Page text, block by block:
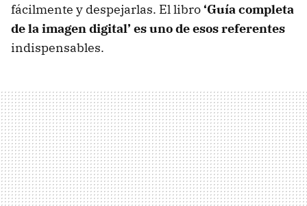
fácilmente y despejarlas. El libro‘Guía completa
de la imagen digital’ es uno de esos referentes
indispensables.